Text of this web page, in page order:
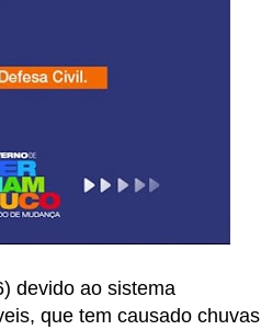
devido ao sistema
que tem causado chuvas